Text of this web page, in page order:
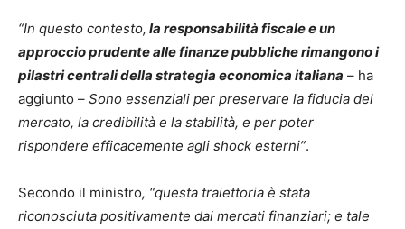
“In questo contesto, la responsabilità fiscale e un
approccio prudente alle finanze pubbliche rimangono i
pilastri centrali della strategia economica italiana – ha
aggiunto – Sono essenziali per preservare la fiducia del
mercato, la credibilità e la stabilità, e per poter
rispondere efficacemente agli shock esterni”.
Secondo il ministro, “questa traiettoria è stata
riconosciuta positivamente dai mercati finanziari; e tale